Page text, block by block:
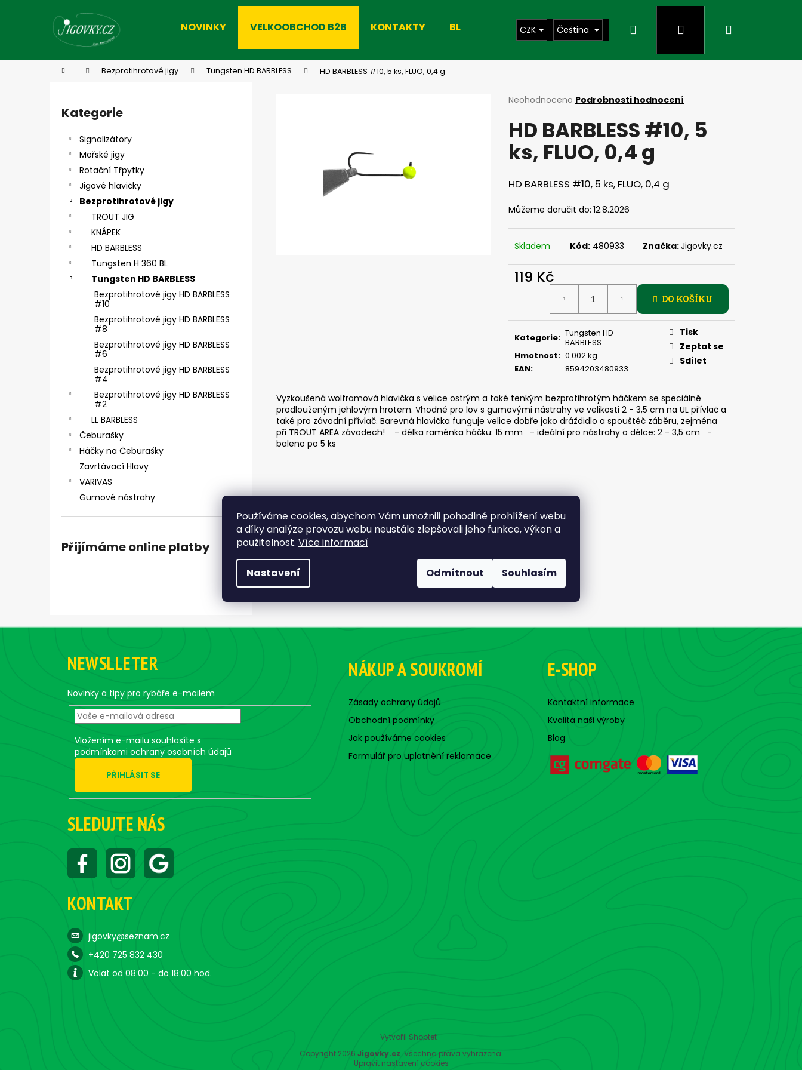
Používáme cookies, abychom Vám umožnili pohodlné prohlížení webu
a díky analýze provozu webu neustále zlepšovali jeho funkce, výkon a
použitelnost. Více informací
Nastavení Odmítnout Souhlasím
NOVINKY VELKOOBCHOD B2B KONTAKTY BLOG CZK Čeština Hledat PřihlášeníNákupní
Domů Bezprotihrotové jigy Tungsten HD BARBLESS HD BARBLESS #10, 5 ks, FLUO, 0,4 g
Přeskočit
kategorie
Kategorie
Signalizátory
Mořské jigy
Rotační Třpytky
Jigové hlavičky
Bezprotihrotové jigy
TROUT JIG
KNÁPEK
HD BARBLESS
Tungsten H 360 BL
Tungsten HD BARBLESS
Bezprotihrotové jigy HD BARBLESS
#10
Bezprotihrotové jigy HD BARBLESS
#8
Bezprotihrotové jigy HD BARBLESS
#6
Bezprotihrotové jigy HD BARBLESS
#4
Bezprotihrotové jigy HD BARBLESS
#2
LL BARBLESS
Čeburašky
Háčky na Čeburašky
Zavrtávací Hlavy
VARIVAS
Gumové nástrahy
Přijímáme online platby
Průměrné
produktu
je
0,0
hvězdiček.
Neohodnoceno Podrobnosti hodnocení
HD BARBLESS #10, 5
ks, FLUO, 0,4 g
HD BARBLESS #10, 5 ks, FLUO, 0,4 g
Můžeme doručit do: 12.8.2026
Skladem Kód: 480933 Značka:Jigovky.cz
119 Kč
DO KOŠÍKU
Kategorie: Tungsten HD
BARBLESS
Hmotnost: 0.002 kg
EAN: 8594203480933
Tisk
Zeptat se
Sdílet
Vyzkoušená wolframová hlavička s velice ostrým a také tenkým bezprotihrotým háčkem se speciálně
prodlouženým jehlovým hrotem. Vhodné pro lov s gumovými nástrahy ve velikosti 2 - 3,5 cm na UL přívlač a
také pro závodní přívlač. Barevná hlavička funguje velice dobře jako dráždidlo a spouštěč záběru, zejména
při TROUT AREA závodech! - délka raménka háčku: 15 mm - ideální pro nástrahy o délce: 2 - 3,5 cm -
baleno po 5 ks
Zpět
Zpět
Co potřebujete najít?
Doporučujeme
Následující
ČIHÁTKO POD PRUT - 30 MM
ČIHÁTKO PŘED ŠPIČKU - KULIČKA 30 MM
Z
NEWSLLETER
Novinky a tipy pro rybáře e-mailem
Vložením e-mailu souhlasíte s
podmínkami ochrany osobních údajů
PŘIHLÁSIT SE
SLEDUJTE NÁS
KONTAKT
jigovky@seznam.cz
+420 725 832 430
Volat od 08:00 - do 18:00 hod.
NÁKUP A SOUKROMÍ
Zásady ochrany údajů
Obchodní podmínky
Jak používáme cookies
Formulář pro uplatnění reklamace
E-SHOP
Kontaktní informace
Kvalita naši výroby
Blog
Vytvořil Shoptet
Copyright 2026 Jigovky.cz. Všechna práva vyhrazena.
Upravit nastavení cookies